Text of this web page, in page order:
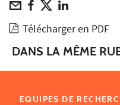
Télécharger en PDF
DANS LA MÊME
EQUIPES DE